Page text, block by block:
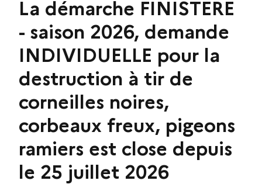
La démarche FINISTERE
- saison 2026, demande
INDIVIDUELLE pour la
destruction à tir de
corneilles noires,
corbeaux freux, pigeons
ramiers est close depuis
le 25 juillet 2026